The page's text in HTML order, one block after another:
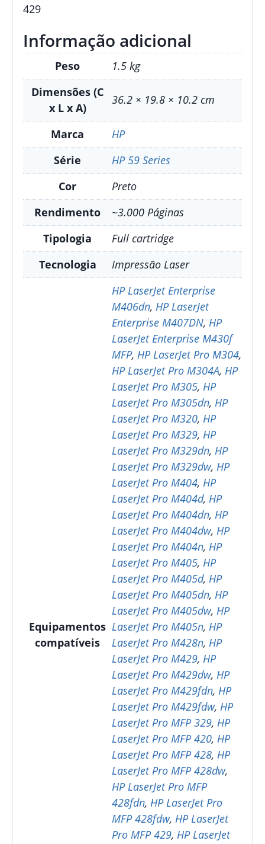
429
Informação adicional
Peso
1.5 kg
Dimensões (C
x L x A)
36.2 × 19.8 × 10.2 cm
Marca
HP
Série
HP 59 Series
Cor
Preto
Rendimento
~3.000 Páginas
Tipologia
Full cartridge
Tecnologia
Impressão Laser
Equipamentos
compatíveis
HP LaserJet Enterprise
M406dn, HP LaserJet
Enterprise M407DN, HP
LaserJet Enterprise M430f
MFP, HP LaserJet Pro M304,
HP LaserJet Pro M304A, HP
LaserJet Pro M305, HP
LaserJet Pro M305dn, HP
LaserJet Pro M320, HP
LaserJet Pro M329, HP
LaserJet Pro M329dn, HP
LaserJet Pro M329dw, HP
LaserJet Pro M404, HP
LaserJet Pro M404d, HP
LaserJet Pro M404dn, HP
LaserJet Pro M404dw, HP
LaserJet Pro M404n, HP
LaserJet Pro M405, HP
LaserJet Pro M405d, HP
LaserJet Pro M405dn, HP
LaserJet Pro M405dw, HP
LaserJet Pro M405n, HP
LaserJet Pro M428n, HP
LaserJet Pro M429, HP
LaserJet Pro M429dw, HP
LaserJet Pro M429fdn, HP
LaserJet Pro M429fdw, HP
LaserJet Pro MFP 329, HP
LaserJet Pro MFP 420, HP
LaserJet Pro MFP 428, HP
LaserJet Pro MFP 428dw,
HP LaserJet Pro MFP
428fdn, HP LaserJet Pro
MFP 428fdw, HP LaserJet
Pro MFP 429, HP LaserJet